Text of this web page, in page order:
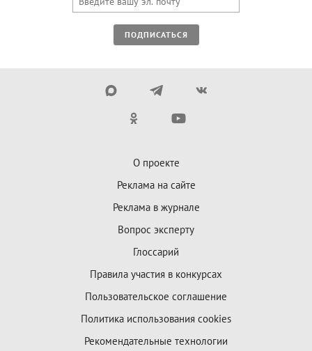
ПОДПИСАТЬСЯ
О проекте
Реклама на сайте
Реклама в журнале
Вопрос эксперту
Глоссарий
Правила участия в конкурсах
Пользовательское соглашение
Политика использования cookies
Рекомендательные технологии